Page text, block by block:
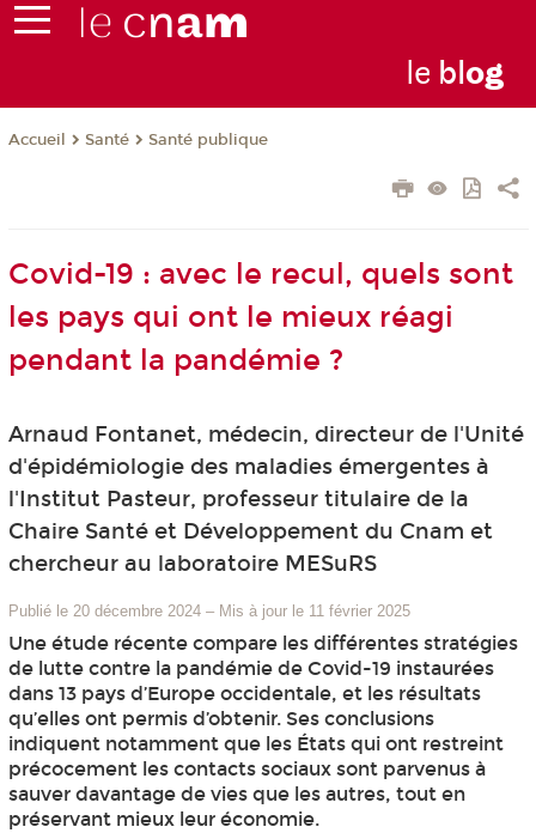
le blog
Accueil Santé Santé publique
Covid-19 : avec le recul, quels sont
les pays qui ont le mieux réagi
pendant la pandémie ?
Arnaud Fontanet, médecin, directeur de l'Unité
d'épidémiologie des maladies émergentes à
l'Institut Pasteur, professeur titulaire de la
Chaire Santé et Développement du Cnam et
chercheur au laboratoire MESuRS
Publié le 20 décembre 2024 – Mis à jour le 11 février 2025
Une étude récente compare les différentes stratégies
de lutte contre la pandémie de Covid-19 instaurées
dans 13 pays d’Europe occidentale, et les résultats
qu’elles ont permis d’obtenir. Ses conclusions
indiquent notamment que les États qui ont restreint
précocement les contacts sociaux sont parvenus à
sauver davantage de vies que les autres, tout en
préservant mieux leur économie.